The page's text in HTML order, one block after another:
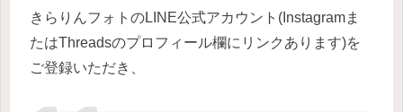
きらりんフォトのLINE公式アカウント(Instagramま
たはThreadsのプロフィール欄にリンクあります)を
ご登録いただき、